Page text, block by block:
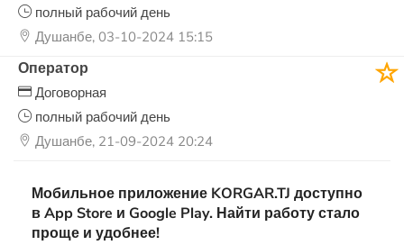
полный рабочий день
Душанбе, 03-10-2024 15:15
Оператор
Договорная
полный рабочий день
Душанбе, 21-09-2024 20:24
Мобильное приложение KORGAR.TJ доступно
в App Store и Google Play. Найти работу стало
проще и удобнее!